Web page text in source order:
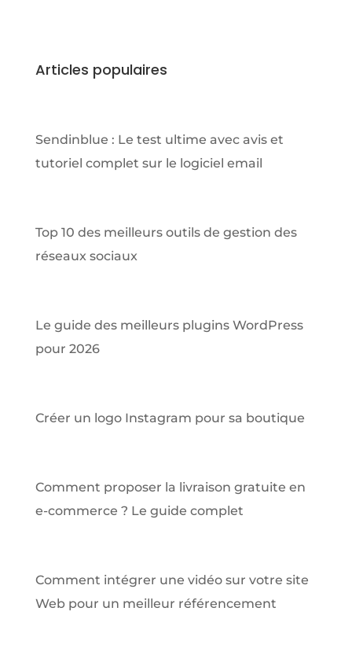
Articles populaires
Sendinblue : Le test ultime avec avis et
tutoriel complet sur le logiciel email
Top 10 des meilleurs outils de gestion des
réseaux sociaux
Le guide des meilleurs plugins WordPress
pour 2026
Créer un logo Instagram pour sa boutique
Comment proposer la livraison gratuite en
e-commerce ? Le guide complet
Comment intégrer une vidéo sur votre site
Web pour un meilleur référencement